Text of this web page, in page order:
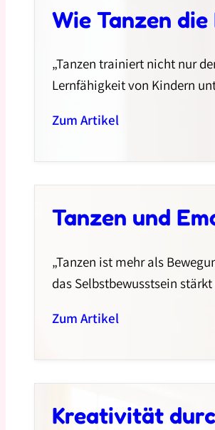
Wie Tanzen
„Tanzen trainiert nicht nur
Lernfähigkeit von Kindern
Zum Artikel
Tanzen und
„Tanzen ist mehr als
das Selbstbewusstsein
Zum Artikel
Kreativität